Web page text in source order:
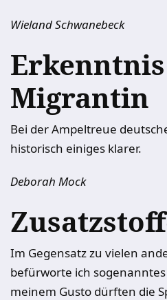
Wieland Schwanebeck
Migrantin
Bei der Ampeltreue
historisch einiges klarer.
Deborah Mock
Im Gegensatz zu vielen
befürworte ich
meinem Gusto dürften die